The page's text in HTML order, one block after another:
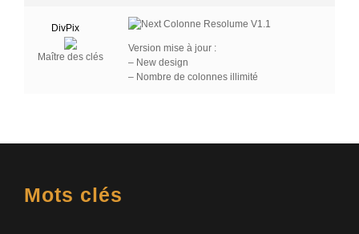
DivPix
Maître des clés
Version mise à jour :
– New design
– Nombre de colonnes illimité
Mots clés